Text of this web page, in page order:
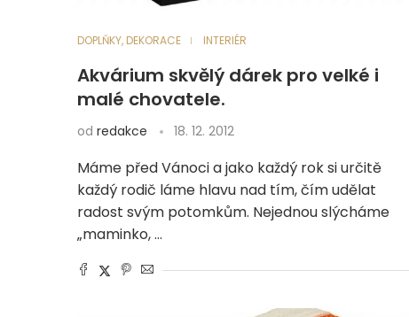
DOPLŇKY, DEKORACE INTERIÉR
Akvárium skvělý dárek pro velké i
malé chovatele.
od redakce 18. 12. 2012
Máme před Vánoci a jako každý rok si určitě
každý rodič láme hlavu nad tím, čím udělat
radost svým potomkům. Nejednou slýcháme
„maminko, …